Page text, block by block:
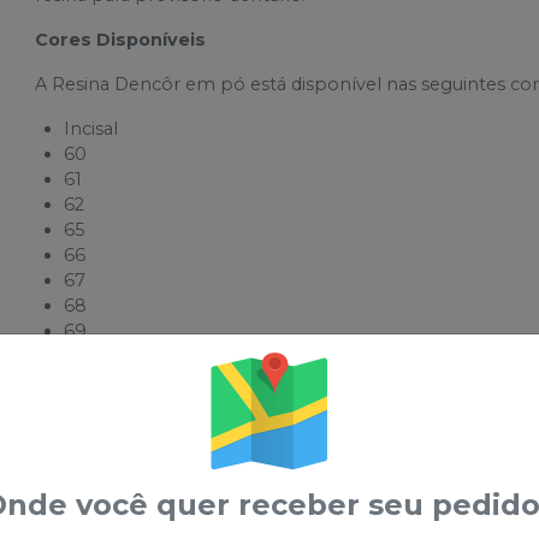
Cores Disponíveis
A Resina Dencôr em pó está disponível nas seguintes
Incisal
60
61
62
65
66
67
68
69
A ampla variedade de tonalidades permite maior
diferentes necessidades clínicas.
A resina odontológica Dencôr é composta por:
você quer receber seu